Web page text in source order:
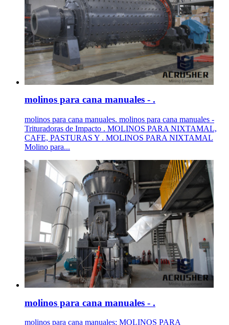
molinos para cana manuales - .
molinos para cana manuales. molinos para cana manuales -
Trituradoras de Impacto . MOLINOS PARA NIXTAMAL,
CAFE, PASTURAS Y . MOLINOS PARA NIXTAMAL
Molino para...
molinos para cana manuales - .
molinos para cana manuales; MOLINOS PARA